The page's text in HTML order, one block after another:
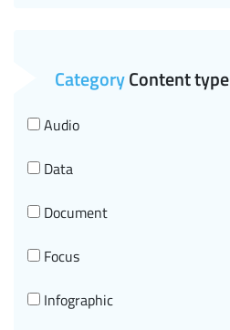
Chronic diseases and aging
Radiation protection
CategoryContent type
Audio
Data
Document
Focus
Infographic